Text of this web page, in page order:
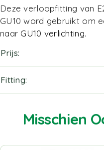
Deze verloopfitting van
GU10 word gebruikt om
naar GU10 verlichting.
Prijs
Fitting
Misschien